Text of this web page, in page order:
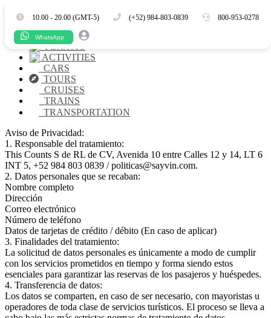
10.00 - 20.00 (GMT-5) (+52) 984-803-0839 800-953-0278
WhatsApp
Es
HOTELS
FLIGHTS
ACTIVITIES
CARS
TOURS
CRUISES
TRAINS
TRANSPORTATION
Aviso de Privacidad:
1. Responsable del tratamiento:
This Counts S de RL de CV, Avenida 10 entre Calles 12 y 14, LT 6
INT 5, +52 984 803 0839 / politicas@sayvin.com.
2. Datos personales que se recaban:
Nombre completo
Dirección
Correo electrónico
Número de teléfono
Datos de tarjetas de crédito / débito (En caso de aplicar)
3. Finalidades del tratamiento:
La solicitud de datos personales es únicamente a modo de cumplir
con los servicios prometidos en tiempo y forma siendo estos
esenciales para garantizar las reservas de los pasajeros y huéspedes.
4. Transferencia de datos:
Los datos se comparten, en caso de ser necesario, con mayoristas u
operadores de toda clase de servicios turísticos. El proceso se lleva a